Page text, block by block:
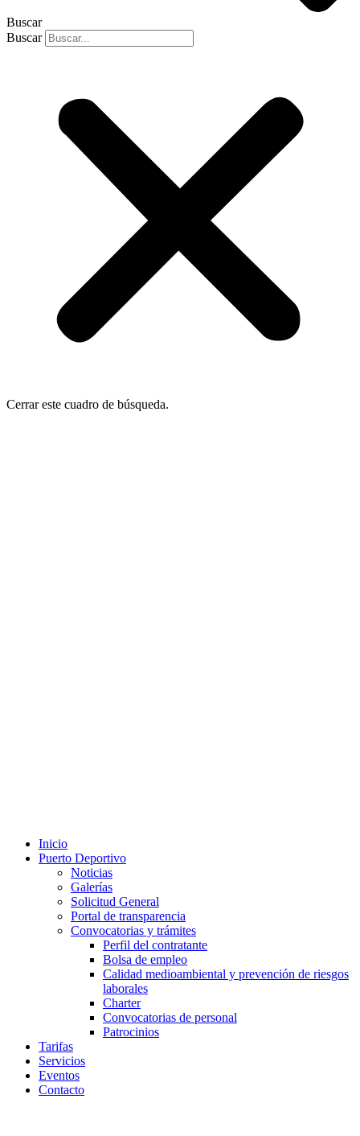
Buscar
Buscar
Cerrar este cuadro de búsqueda.
Inicio
Puerto Deportivo
Noticias
Galerías
Solicitud General
Portal de transparencia
Convocatorias y trámites
Perfil del contratante
Bolsa de empleo
Calidad medioambiental y prevención de riesgos
laborales
Charter
Convocatorias de personal
Patrocinios
Tarifas
Servicios
Eventos
Contacto